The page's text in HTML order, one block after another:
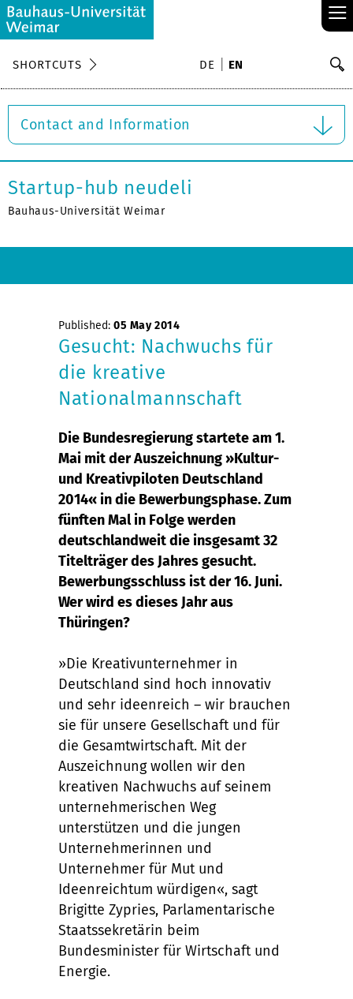
≡
SHORTCUTS DE EN
Contact and Information
Startup-hub neudeli
Bauhaus-Universität Weimar
Published: 05 May 2014
Gesucht: Nachwuchs für
die kreative
Nationalmannschaft
Die Bundesregierung startete am 1.
Mai mit der Auszeichnung »Kultur-
und Kreativpiloten Deutschland
2014« in die Bewerbungsphase. Zum
fünften Mal in Folge werden
deutschlandweit die insgesamt 32
Titelträger des Jahres gesucht.
Bewerbungsschluss ist der 16. Juni.
Wer wird es dieses Jahr aus
Thüringen?
»Die Kreativunternehmer in
Deutschland sind hoch innovativ
und sehr ideenreich – wir brauchen
sie für unsere Gesellschaft und für
die Gesamtwirtschaft. Mit der
Auszeichnung wollen wir den
kreativen Nachwuchs auf seinem
unternehmerischen Weg
unterstützen und die jungen
Unternehmerinnen und
Unternehmer für Mut und
Ideenreichtum würdigen«, sagt
Brigitte Zypries, Parlamentarische
Staatssekretärin beim
Bundesminister für Wirtschaft und
Energie.